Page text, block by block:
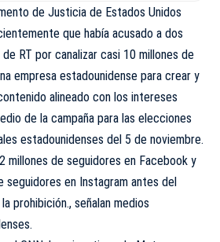
de Justicia de Estados Unidos
que había acusado a dos
RT por canalizar casi 10 millones de
empresa estadounidense para crear y
alineado con los intereses
de la campaña para las elecciones
estadounidenses del 5 de noviembre.
millones de seguidores en Facebook y
seguidores en Instagram antes del
prohibición., señalan medios